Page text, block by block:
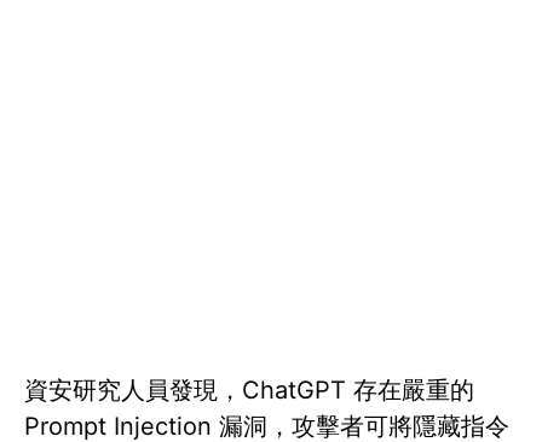
資安研究人員發現，ChatGPT 存在嚴重的
Prompt Injection 漏洞，攻擊者可將隱藏指令